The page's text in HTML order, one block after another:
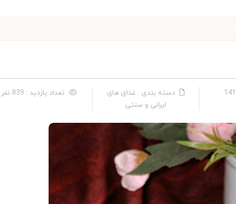
دسته بندی : غذای های
ایرانی و سنتی
تعداد بازدید : 839 نفر